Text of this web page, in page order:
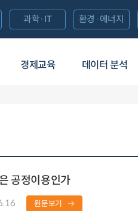
경제교육 데이터 분석
과학·IT 환경·에너지
공정이용인가
원문보기